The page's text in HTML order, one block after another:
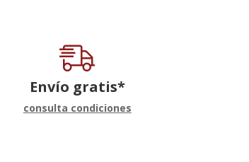
Envío gratis*
consulta condiciones